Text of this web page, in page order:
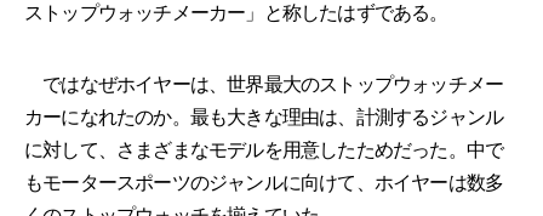
ストップウォッチメーカー」と称したはずである。
ではなぜホイヤーは、世界最大のストップウォッチメー
カーになれたのか。最も大きな理由は、計測するジャンル
に対して、さまざまなモデルを用意したためだった。中で
もモータースポーツのジャンルに向けて、ホイヤーは数多